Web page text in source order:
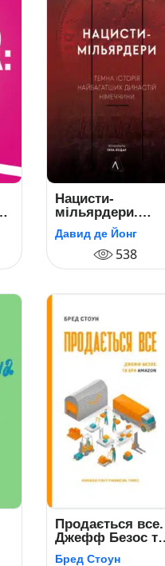
Нацисти-
мільярдери.
Темна історія
найбагатших
династій
Німеччини
Давид де Йонг
538
Продається все.
Джефф Безос та
ера Amazon
Бред Стоун